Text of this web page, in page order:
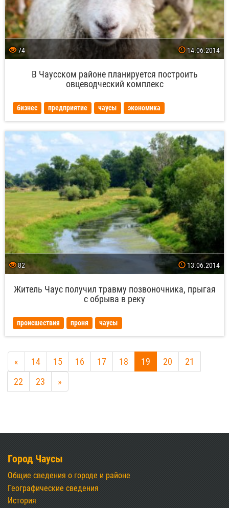
74 14.06.2014
В Чаусском районе планируется построить
овцеводческий комплекс
бизнес предприятие чаусы экономика
82 13.06.2014
Житель Чаус получил травму позвоночника, прыгая
с обрыва в реку
происшествия проня чаусы
« 14 15 16 17 18 19 20
21
22
23 »
Город Чаусы
Общие сведения о городе и районе
Географические сведения
История